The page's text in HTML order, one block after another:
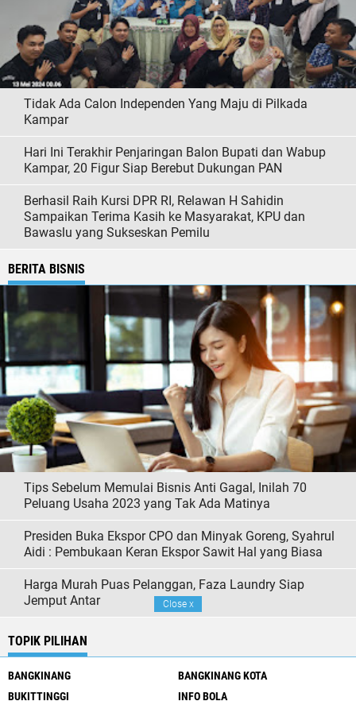
Tidak Ada Calon Independen Yang Maju di Pilkada
Kampar
Hari Ini Terakhir Penjaringan Balon Bupati dan Wabup
Kampar, 20 Figur Siap Berebut Dukungan PAN
Berhasil Raih Kursi DPR RI, Relawan H Sahidin
Sampaikan Terima Kasih ke Masyarakat, KPU dan
Bawaslu yang Sukseskan Pemilu
BERITA BISNIS
Tips Sebelum Memulai Bisnis Anti Gagal, Inilah 70
Peluang Usaha 2023 yang Tak Ada Matinya
Presiden Buka Ekspor CPO dan Minyak Goreng, Syahrul
Aidi : Pembukaan Keran Ekspor Sawit Hal yang Biasa
Harga Murah Puas Pelanggan, Faza Laundry Siap
Jemput Antar
TOPIK PILIHAN
BANGKINANG
BANGKINANG KOTA
BUKITTINGGI
INFO BOLA
Close x